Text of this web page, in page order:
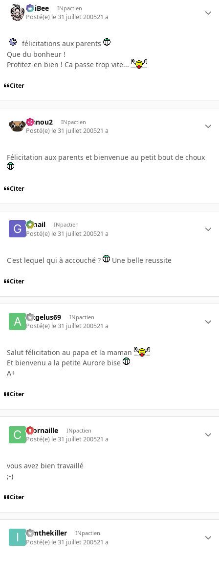
PhiBee INpactien
Posté(e) le 31 juillet 200521 a
félicitations aux parents
Que du bonheur !
Profitez-en bien ! Ca passe trop vite...
Citer
wanou2 INpactien
Posté(e) le 31 juillet 200521 a
Félicitation aux parents et bienvenue au petit bout de choux
Citer
Gmail INpactien
Posté(e) le 31 juillet 200521 a
C'est lequel qui à accouché ? Une belle reussite
Citer
Angelus69 INpactien
Posté(e) le 31 juillet 200521 a
Salut félicitation au papa et la maman
Et bienvenu a la petite Aurore bise
A+
Citer
ccornaille INpactien
Posté(e) le 31 juillet 200521 a
vous avez bien travaillé
;-)
Citer
iamthekiller INpactien
Posté(e) le 31 juillet 200521 a